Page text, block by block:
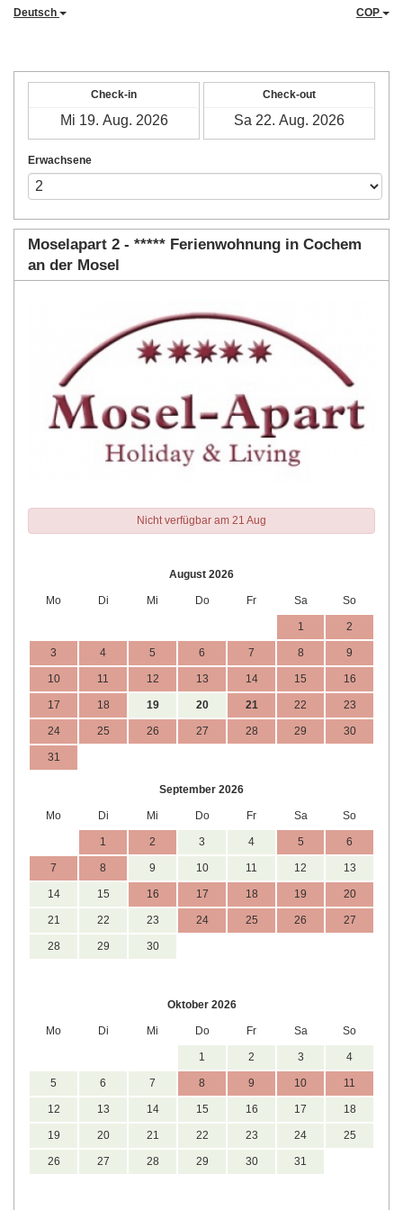
Deutsch COP
Check-in Check-out
Erwachsene
Moselapart 2 - ***** Ferienwohnung in Cochem
an der Mosel
Nicht verfügbar am 21 Aug
August 2026
Mo Di Mi Do Fr Sa So
1 2
3 4 5 6 7 8 9
10 11 12 13 14 15 16
17 18 19 20 21 22 23
24 25 26 27 28 29 30
31
September 2026
Mo Di Mi Do Fr Sa So
1 2 3 4 5 6
7 8 9 10 11 12 13
14 15 16 17 18 19 20
21 22 23 24 25 26 27
28 29 30
Oktober 2026
Mo Di Mi Do Fr Sa So
1 2 3 4
5 6 7 8 9 10 11
12 13 14 15 16 17 18
19 20 21 22 23 24 25
26 27 28 29 30 31